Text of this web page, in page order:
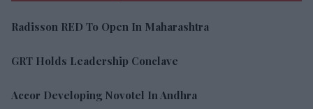
Radisson RED To Open In Maharashtra
GRT Holds Leadership Conclave
Accor Developing Novotel In Andhra